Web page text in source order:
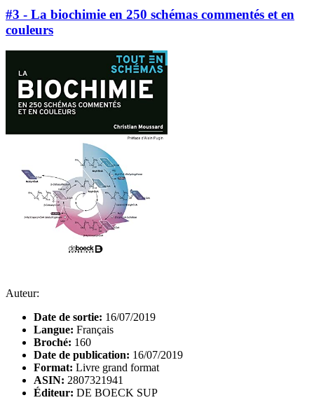
#3 - La biochimie en 250 schémas commentés et en
couleurs
Auteur:
Date de sortie: 16/07/2019
Langue: Français
Broché: 160
Date de publication: 16/07/2019
Format: Livre grand format
ASIN: 2807321941
Éditeur: DE BOECK SUP